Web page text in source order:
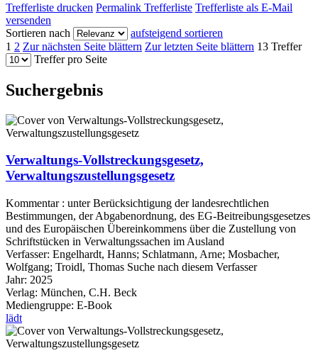
Trefferliste drucken Permalink Trefferliste Trefferliste als E-Mail
versenden
Sortieren nach
aufsteigend sortieren
1 2 Zur nächsten Seite blättern Zur letzten Seite blättern 13 Treffer
Treffer pro Seite
Suchergebnis
Verwaltungs-Vollstreckungsgesetz,
Verwaltungszustellungsgesetz
Kommentar : unter Berücksichtigung der landesrechtlichen
Bestimmungen, der Abgabenordnung, des EG-Beitreibungsgesetzes
und des Europäischen Übereinkommens über die Zustellung von
Schriftstücken in Verwaltungssachen im Ausland
Verfasser: Engelhardt, Hanns; Schlatmann, Arne; Mosbacher,
Wolfgang; Troidl, Thomas Suche nach diesem Verfasser
Jahr: 2025
Verlag: München, C.H. Beck
Mediengruppe: E-Book
lädt